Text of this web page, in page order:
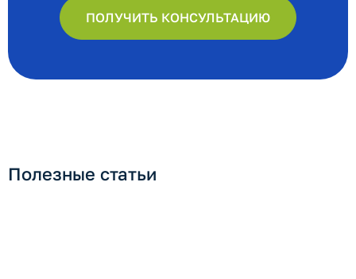
ПОЛУЧИТЬ КОНСУЛЬТАЦИЮ
Полезные статьи